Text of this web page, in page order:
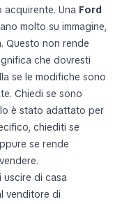
acquirente. Una Ford
molto su immagine,
Questo non rende
che dovresti
se le modifiche sono
Chiedi se sono
è stato adattato per
chiediti se
se rende
uscire di casa
venditore di